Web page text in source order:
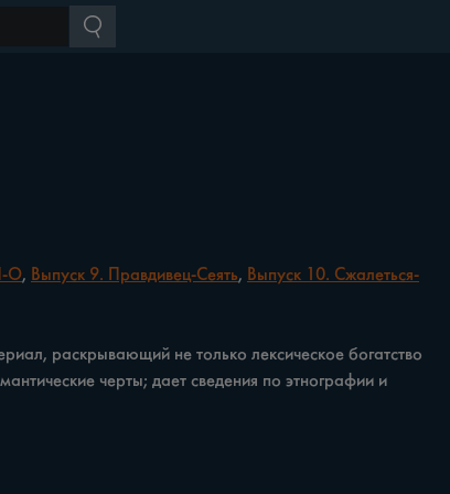
О, Выпуск 9. Правдивец-Сеять, Выпуск 10. Сжалеться-
раскрывающий не только лексическое богатство
черты; дает сведения по этнографии и